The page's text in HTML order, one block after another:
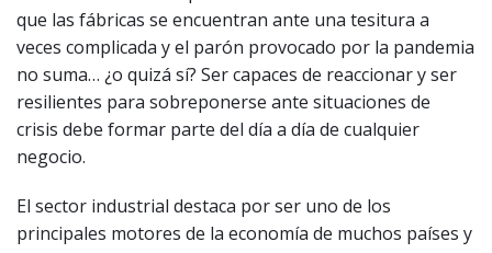
que las fábricas se encuentran ante una tesitura a
veces complicada y el parón provocado por la pandemia
no suma… ¿o quizá sí? Ser capaces de reaccionar y ser
resilientes para sobreponerse ante situaciones de
crisis debe formar parte del día a día de cualquier
negocio.
El sector industrial destaca por ser uno de los
principales motores de la economía de muchos países y